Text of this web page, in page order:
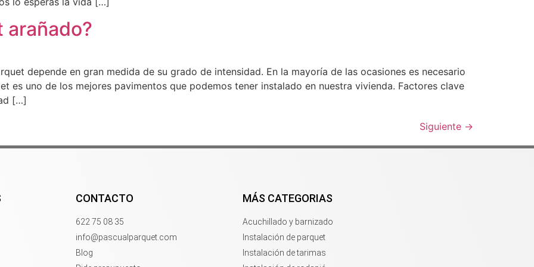
arañado?
depende en gran medida de su grado de intensidad. En la mayoría de las ocasiones es necesario
es uno de los mejores pavimentos que podemos tener instalado en nuestra vivienda. Factores clave
[…]
Siguiente →
CONTACTO
622 75 08 35
info@pascualparquet.com
Blog
MÁS CATEGORIAS
Acuchillado y barnizado
Instalación de parquet
Instalación de tarimas